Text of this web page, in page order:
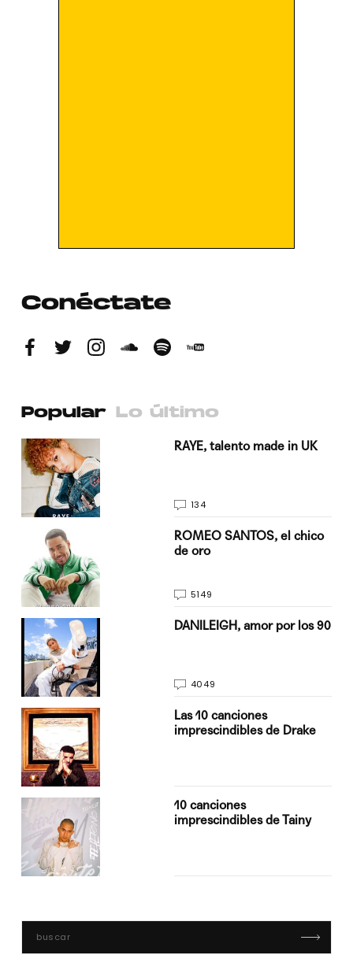
Conéctate
Popular Lo último
RAYE, talento made in UK
134
ROMEO SANTOS, el chico
de oro
5149
DANILEIGH, amor por los 90
4049
Las 10 canciones
imprescindibles de Drake
10 canciones
imprescindibles de Tainy